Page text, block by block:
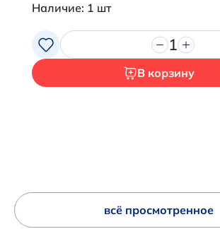
Наличие: 1 шт
1
В корзину
всё просмотренное